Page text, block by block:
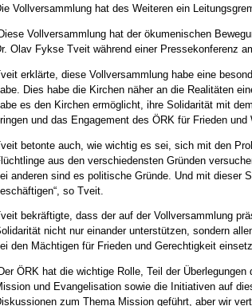
Vollversammlung hat des Weiteren ein
„Diese Vollversammlung hat der ökumenischen
Olav Fykse Tveit während einer Pressekonferenz
erklärte, diese Vollversammlung habe eine
Dies habe die Kirchen näher an die Realitäten
es den Kirchen ermöglicht, ihre Solidarität mit
und das Engagement des ÖRK für Frieden
betonte auch, wie wichtig es sei, sich mit den
aus den verschiedensten Gründen
anderen sind es politische Gründe. Und mit dieser
so Tveit.
bekräftigte, dass der auf der Vollversammlung
nicht nur einander unterstützen, sondern
den Mächtigen für Frieden und Gerechtigkeit
ÖRK hat die wichtige Rolle, Teil der
und Evangelisation sowie die Initiativen auf
zum Thema Mission geführt, aber wir